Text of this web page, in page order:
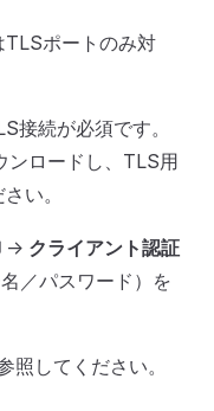
ポートのみ対
接続が必須です。
ンロードし、TLS用
い。
-> クライアント認証
名／パスワード）を
照してください。